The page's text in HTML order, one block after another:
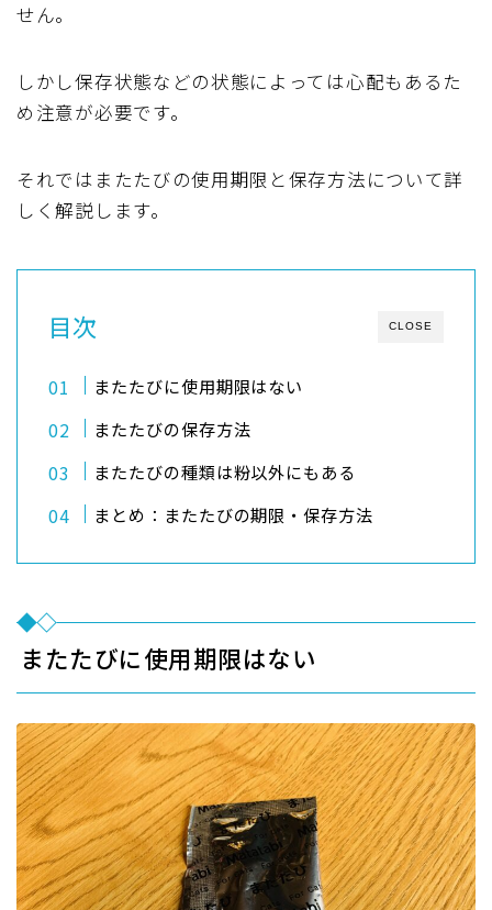
せん。
しかし保存状態などの状態によっては心配もあるた
め注意が必要です。
それではまたたびの使用期限と保存方法について詳
しく解説します。
CLOSE
目次
またたびに使用期限はない
またたびの保存方法
またたびの種類は粉以外にもある
まとめ：またたびの期限・保存方法
またたびに使用期限はない